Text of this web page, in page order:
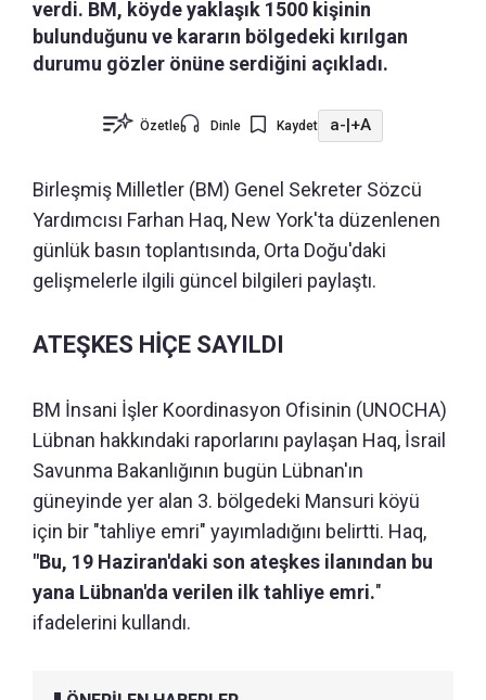
verdi. BM, köyde yaklaşık 1500 kişinin
bulunduğunu ve kararın bölgedeki kırılgan
durumu gözler önüne serdiğini açıkladı.
Özetle Dinle Kaydet a-|+A
Birleşmiş Milletler (BM) Genel Sekreter Sözcü
Yardımcısı Farhan Haq, New York'ta düzenlenen
günlük basın toplantısında, Orta Doğu'daki
gelişmelerle ilgili güncel bilgileri paylaştı.
ATEŞKES HİÇE SAYILDI
BM İnsani İşler Koordinasyon Ofisinin (UNOCHA)
Lübnan hakkındaki raporlarını paylaşan Haq, İsrail
Savunma Bakanlığının bugün Lübnan'ın
güneyinde yer alan 3. bölgedeki Mansuri köyü
için bir "tahliye emri" yayımladığını belirtti. Haq,
"Bu, 19 Haziran'daki son ateşkes ilanından bu
yana Lübnan'da verilen ilk tahliye emri."
ifadelerini kullandı.